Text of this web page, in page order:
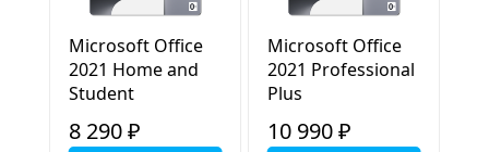
Microsoft Office
2021 Home and
Student
8 290 ₽
Microsoft Office
2021 Professional
Plus
10 990 ₽